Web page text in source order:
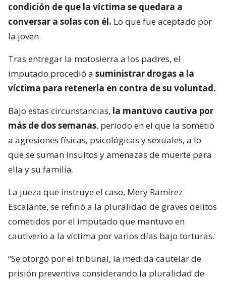
condición de que la víctima se quedara a
conversar a solas con él. Lo que fue aceptado por
la joven.
Tras entregar la motosierra a los padres, el
imputado procedió a suministrar drogas a la
víctima para retenerla en contra de su voluntad.
Bajo estas circunstancias, la mantuvo cautiva por
más de dos semanas, periodo en el que la sometió
a agresiones físicas, psicológicas y sexuales, a lo
que se suman insultos y amenazas de muerte para
ella y su familia.
La jueza que instruye el caso, Mery Ramírez
Escalante, se refirió a la pluralidad de graves delitos
cometidos por el imputado que mantuvo en
cautiverio a la víctima por varios días bajo torturas.
“Se otorgó por el tribunal, la medida cautelar de
prisión preventiva considerando la pluralidad de